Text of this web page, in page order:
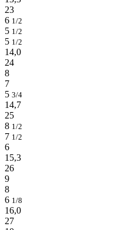
23
6 1/2
5 1/2
5 1/2
14,0
24
8
7
5 3/4
14,7
25
8 1/2
7 1/2
6
15,3
26
9
8
6 1/8
16,0
27